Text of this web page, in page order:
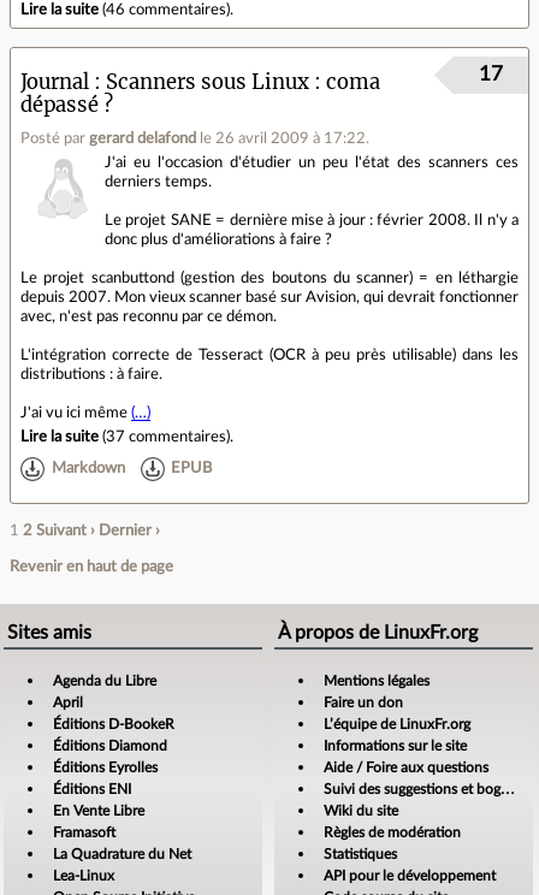
Lire la suite (46 commentaires).
Journal
Scanners sous Linux : coma
dépassé ?
Posté par gerard delafond le 26 avril 2009 à 17:22.
17
J'ai eu l'occasion d'étudier un peu l'état des scanners ces
derniers temps.
Le projet SANE = dernière mise à jour : février 2008. Il n'y a
donc plus d'améliorations à faire ?
Le projet scanbuttond (gestion des boutons du scanner) = en léthargie
depuis 2007. Mon vieux scanner basé sur Avision, qui devrait fonctionner
avec, n'est pas reconnu par ce démon.
L'intégration correcte de Tesseract (OCR à peu près utilisable) dans les
distributions : à faire.
J'ai vu ici même (…)
Lire la suite (37 commentaires).
Markdown EPUB
1 2 Suivant › Dernier ›
Revenir en haut de page
Sites amis
Agenda du Libre
April
Éditions D-BookeR
Éditions Diamond
Éditions Eyrolles
Éditions ENI
En Vente Libre
Framasoft
La Quadrature du Net
Lea-Linux
À propos de LinuxFr.org
Mentions légales
Faire un don
L’équipe de LinuxFr.org
Informations sur le site
Aide / Foire aux questions
Suivi des suggestions et bogues
Wiki du site
Règles de modération
Statistiques
API pour le développement